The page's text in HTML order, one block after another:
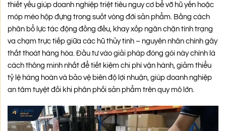
thiết yếu giúp doanh nghiệp triệt tiêu nguy cơ bể vỡ hũ yến hoặc
móp méo hộp đựng trong suốt vòng đời sản phẩm. Bằng cách
phân bổ lực tác động đồng đều, khay xốp ngăn chặn tình trạng
va chạm trực tiếp giữa các hũ thủy tinh – nguyên nhân chính gây
thất thoát hàng hóa. Đầu tư vào giải pháp đóng gói này chính là
cách thông minh nhất để tiết kiệm chi phí vận hành, giảm thiểu
tỷ lệ hàng hoàn và bảo vệ biên độ lợi nhuận, giúp doanh nghiệp
an tâm tuyệt đối khi phân phối sản phẩm trên quy mô lớn.